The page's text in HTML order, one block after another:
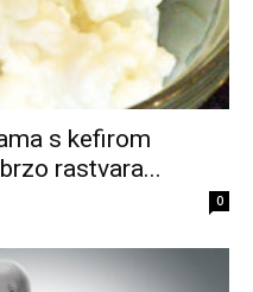
s kefirom
rastvara...
0